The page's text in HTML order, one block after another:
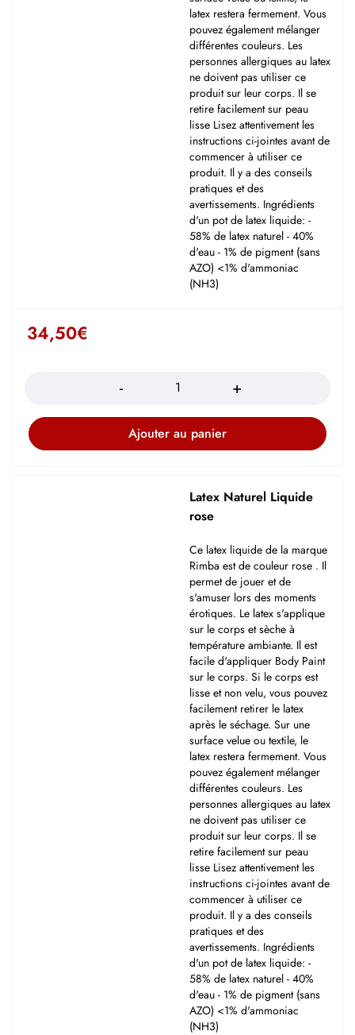
latex restera fermement. Vous
pouvez également mélanger
différentes couleurs. Les
personnes allergiques au latex
ne doivent pas utiliser ce
produit sur leur corps. Il se
retire facilement sur peau
lisse Lisez attentivement les
instructions ci-jointes avant de
commencer à utiliser ce
produit. Il y a des conseils
pratiques et des
avertissements. Ingrédients
d'un pot de latex liquide: -
58% de latex naturel - 40%
d'eau - 1% de pigment (sans
AZO) <1% d'ammoniac
(NH3)
34,50€
Ajouter au panier
Latex Naturel Liquide
rose
Ce latex liquide de la marque
Rimba est de couleur rose . Il
permet de jouer et de
s'amuser lors des moments
érotiques. Le latex s'applique
sur le corps et sèche à
température ambiante. Il est
facile d'appliquer Body Paint
sur le corps. Si le corps est
lisse et non velu, vous pouvez
facilement retirer le latex
après le séchage. Sur une
surface velue ou textile, le
latex restera fermement. Vous
pouvez également mélanger
différentes couleurs. Les
personnes allergiques au latex
ne doivent pas utiliser ce
produit sur leur corps. Il se
retire facilement sur peau
lisse Lisez attentivement les
instructions ci-jointes avant de
commencer à utiliser ce
produit. Il y a des conseils
pratiques et des
avertissements. Ingrédients
d'un pot de latex liquide: -
58% de latex naturel - 40%
d'eau - 1% de pigment (sans
AZO) <1% d'ammoniac
(NH3)